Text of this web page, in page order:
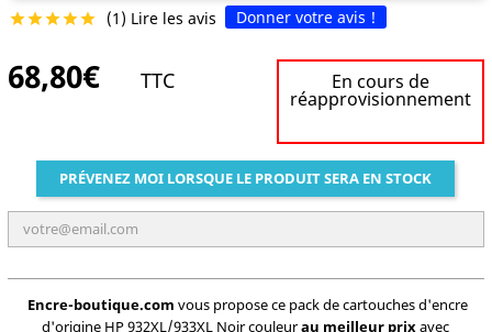
 (1) Lire les avis Donner votre avis !
68,80€ TTC En cours de
réapprovisionnement
PRÉVENEZ MOI LORSQUE LE PRODUIT SERA EN STOCK
Encre-boutique.com vous propose ce pack de cartouches d'encre
d'origine HP 932XL/933XL Noir couleurau meilleur prixavec